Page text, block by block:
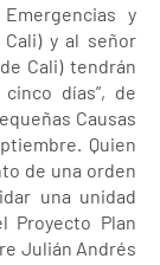
y
y al señor
Cali) tendrán
días”, de
Causas
Quien
de una orden
una unidad
Proyecto Plan
Julián Andrés